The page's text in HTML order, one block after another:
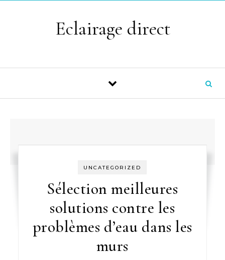
Eclairage direct
UNCATEGORIZED
Sélection meilleures
solutions contre les
problèmes d’eau dans les
murs